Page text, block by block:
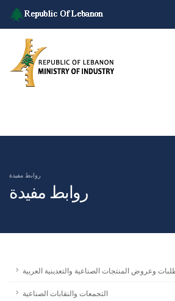
روابط مفيدة
روابط مفيدة
وعروض المنتجات الصناعية والتعدينية العربية
التجمعات والنقابات الصناعية